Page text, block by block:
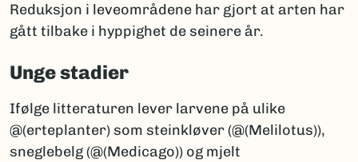
Reduksjon i leveområdene har gjort at arten har
gått tilbake i hyppighet de seinere år.
Unge stadier
Ifølge litteraturen lever larvene på ulike
@(erteplanter) som steinkløver (@(Melilotus)),
sneglebelg (@(Medicago)) og mjelt